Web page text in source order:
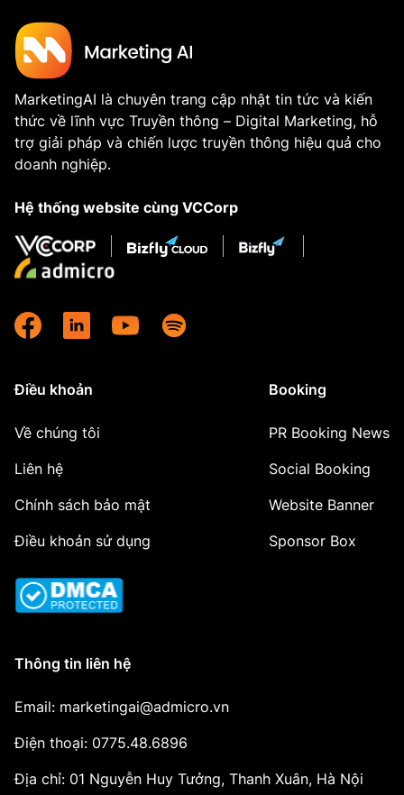
MarketingAI là chuyên trang cập nhật tin tức và kiến
thức về lĩnh vực Truyền thông – Digital Marketing, hỗ
trợ giải pháp và chiến lược truyền thông hiệu quả cho
doanh nghiệp.
Hệ thống website cùng VCCorp
Điều khoản
Về chúng tôi
Liên hệ
Chính sách bảo mật
Điều khoản sử dụng
Booking
PR Booking News
Social Booking
Website Banner
Sponsor Box
Thông tin liên hệ
Email: marketingai@admicro.vn
Điện thoại: 0775.48.6896
Địa chỉ: 01 Nguyễn Huy Tưởng, Thanh Xuân, Hà Nội